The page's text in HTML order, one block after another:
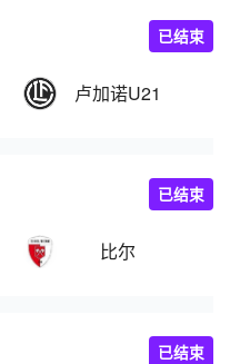
卢加诺U21
已结束
比尔
已结束
已结束